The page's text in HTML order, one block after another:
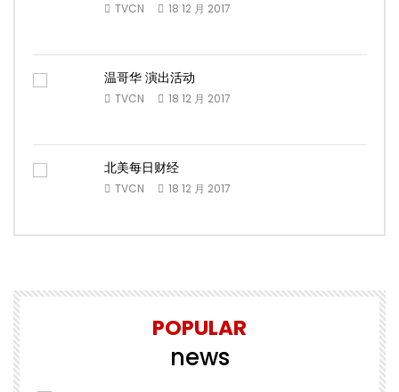
TVCN 18 12 月 2017
温哥华 演出活动
TVCN 18 12 月 2017
北美每日财经
TVCN 18 12 月 2017
POPULAR
news